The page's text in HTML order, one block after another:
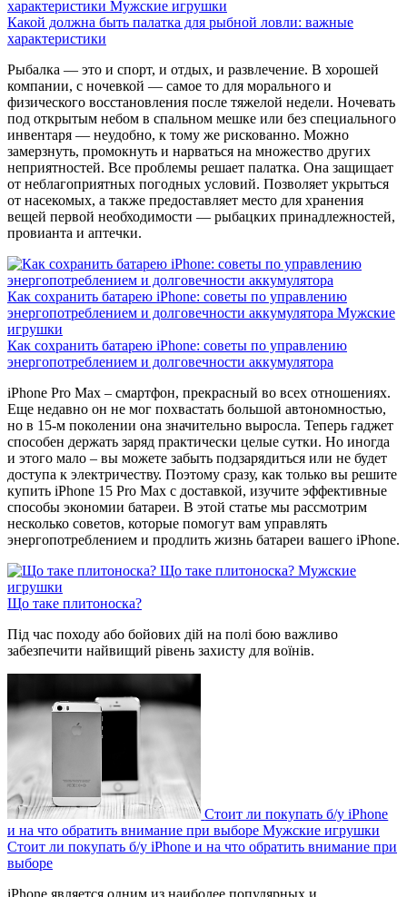
характеристики Мужские игрушки
Какой должна быть палатка для рыбной ловли: важные
характеристики
Рыбалка — это и спорт, и отдых, и развлечение. В хорошей
компании, с ночевкой — самое то для морального и
физического восстановления после тяжелой недели. Ночевать
под открытым небом в спальном мешке или без специального
инвентаря — неудобно, к тому же рискованно. Можно
замерзнуть, промокнуть и нарваться на множество других
неприятностей. Все проблемы решает палатка. Она защищает
от неблагоприятных погодных условий. Позволяет укрыться
от насекомых, а также предоставляет место для хранения
вещей первой необходимости — рыбацких принадлежностей,
провианта и аптечки.
Как сохранить батарею iPhone: советы по управлению
энергопотреблением и долговечности аккумулятора Мужские
игрушки
Как сохранить батарею iPhone: советы по управлению
энергопотреблением и долговечности аккумулятора
iPhone Pro Max – смартфон, прекрасный во всех отношениях.
Еще недавно он не мог похвастать большой автономностью,
но в 15-м поколении она значительно выросла. Теперь гаджет
способен держать заряд практически целые сутки. Но иногда
и этого мало – вы можете забыть подзарядиться или не будет
доступа к электричеству. Поэтому сразу, как только вы решите
купить iPhone 15 Pro Max с доставкой, изучите эффективные
способы экономии батареи. В этой статье мы рассмотрим
несколько советов, которые помогут вам управлять
энергопотреблением и продлить жизнь батареи вашего iPhone.
Що таке плитоноска? Мужские
игрушки
Що таке плитоноска?
Під час походу або бойових дій на полі бою важливо
забезпечити найвищий рівень захисту для воїнів.
Стоит ли покупать б/у iPhone
и на что обратить внимание при выборе Мужские игрушки
Стоит ли покупать б/у iPhone и на что обратить внимание при
выборе
iPhone является одним из наиболее популярных и